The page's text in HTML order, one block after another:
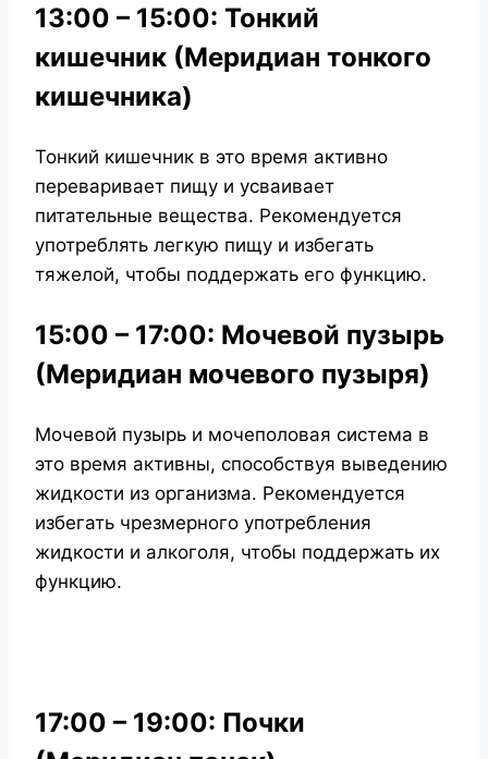
13:00 – 15:00: Тонкий
кишечник (Меридиан тонкого
кишечника)
Тонкий кишечник в это время активно
переваривает пищу и усваивает
питательные вещества. Рекомендуется
употреблять легкую пищу и избегать
тяжелой, чтобы поддержать его функцию.
15:00 – 17:00: Мочевой пузырь
(Меридиан мочевого пузыря)
Мочевой пузырь и мочеполовая система в
это время активны, способствуя выведению
жидкости из организма. Рекомендуется
избегать чрезмерного употребления
жидкости и алкоголя, чтобы поддержать их
функцию.
17:00 – 19:00: Почки